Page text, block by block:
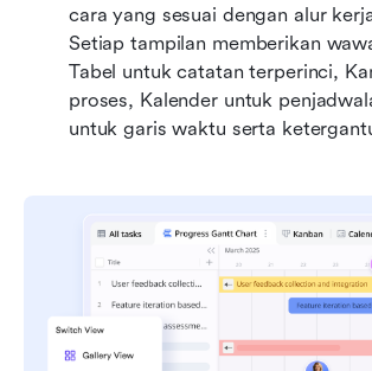
cara yang sesuai dengan alur
Setiap tampilan memberikan
Tabel untuk catatan terperinci,
proses, Kalender untuk
untuk garis waktu serta